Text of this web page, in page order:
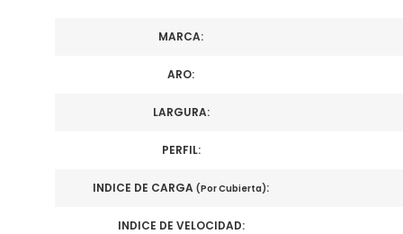
MARCA:
ARO:
LARGURA:
PERFIL:
INDICE DE CARGA (Por Cubierta):
INDICE DE VELOCIDAD: